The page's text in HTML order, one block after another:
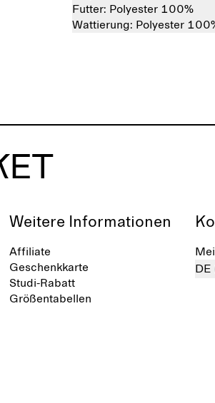
Futter: Polyester 100%
Wattierung: Polyester
Weitere Informationen
Affiliate
Geschenkkarte
Studi-Rabatt
Größentabellen
DE